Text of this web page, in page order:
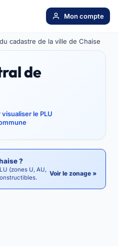
Mon compte
cadastre de la ville de Chaise
de
le PLU
?
(zones U, AU, Voir le zonage »